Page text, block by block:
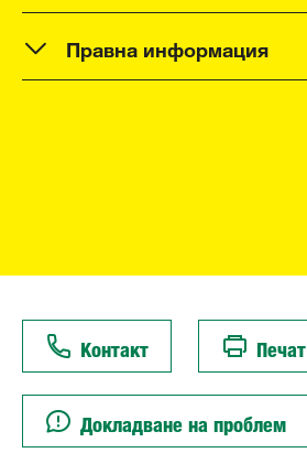
Правна информация
Контакт Печат
Докладване на проблем